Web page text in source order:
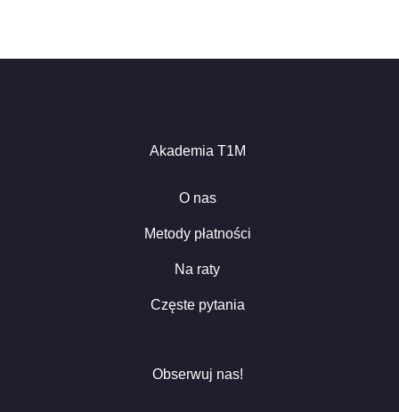
Akademia T1M
O nas
Metody płatności
Na raty
Częste pytania
Obserwuj nas!